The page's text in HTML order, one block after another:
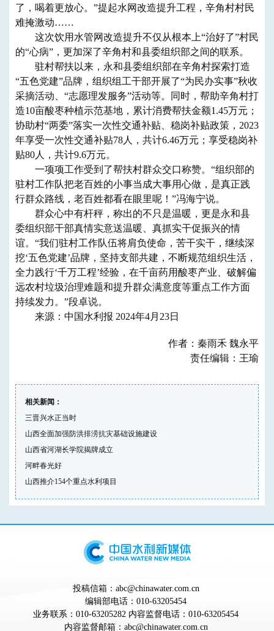
了，喝着更放心。”提起水网改造提升工程，辛角村村民
难掩激动……
这次饮用水管网改造提升不仅从根本上“治好了”村民
的“心病”，更加深了辛角村和县委组织部之间的联系。
驻村帮扶以来，永和县委组织部在辛角村探索打造
“五色党建”品牌，组织组工干部开展了“为民办实事”秋收
采摘活动、“志愿理发服务”活动等。同时，帮助辛角村打
造10亩酸枣种植示范基地，累计消费帮扶金额1.45万元；
协助村“两委”落实一次性交通补贴、稳岗补贴政策，2023
年享受一次性交通补贴78人，共计6.46万元；享受稳岗补
贴80人，共计9.6万元。
一项项工作受到了帮扶村群众交口称赞。“组织部的
驻村工作队把老百姓的小事当成大事用心做，是真正践
行群众路线，老百姓都看在眼里呢！”冯海宁说。
群众心中有杆秤，称出的不只是温暖，更是永和县
委组织部干部真情实意送温暖、真抓实干促振兴的情
谊。“我们驻村工作队伍将肩负使命，苦干实干，继续深
挖‘五色党建’品牌，坚持支部共建，不断规范组织生活，
全力践行‘千万工程’经验，在千亩药用酸枣产业、破解偏
远农村垃圾治理难题和提升群众满意度等重点工作方面
持续发力。”段卓说。
来源：中国水利报 2024年4月23日
作者：秦雨禾 魏永平
责任编辑：王瑜
相关新闻：
三晋兴水正当时
山西全面加强防洪排涝抗灾基础设施建设
山西省河湖长学院揭牌成立
河畔春光好
山西推介154个重点水利项目
投稿信箱：abc@chinawater.com.cn
编辑部电话：010-63205454
业务联系：010-63205282 内容监督电话：010-63205454
内容监督邮箱：abc@chinawater.com.cn